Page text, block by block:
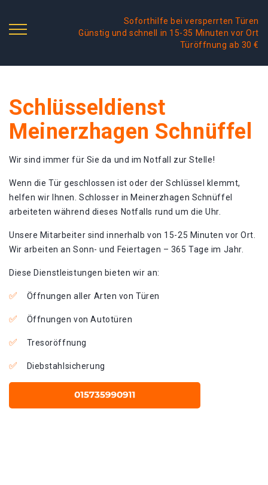
Soforthilfe bei versperrten Türen
Günstig und schnell in 15-35 Minuten vor Ort
Türöffnung ab 30 €
Schlüsseldienst
Meinerzhagen Schnüffel
Wir sind immer für Sie da und im Notfall zur Stelle!
Wenn die Tür geschlossen ist oder der Schlüssel klemmt,
helfen wir Ihnen. Schlosser in Meinerzhagen Schnüffel
arbeiteten während dieses Notfalls rund um die Uhr.
Unsere Mitarbeiter sind innerhalb von 15-25 Minuten vor Ort.
Wir arbeiten an Sonn- und Feiertagen – 365 Tage im Jahr.
Diese Dienstleistungen bieten wir an:
Öffnungen aller Arten von Türen
Öffnungen von Autotüren
Tresoröffnung
Diebstahlsicherung